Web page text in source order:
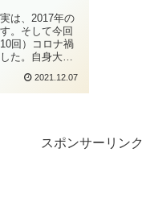
は、2017年の
。そして今回
回）コロナ禍
た。自身大阪
2021.12.07
スポンサーリンク